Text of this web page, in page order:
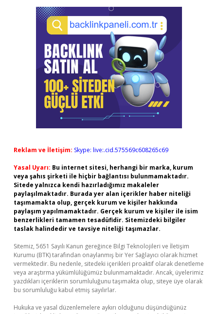
Reklam ve İletişim: Skype: live:.cid.575569c608265c69
Yasal Uyarı: Bu internet sitesi, herhangi bir marka, kurum
veya şahıs şirketi ile hiçbir bağlantısı bulunmamaktadır.
Sitede yalnızca kendi hazırladığımız makaleler
paylaşılmaktadır. Burada yer alan içerikler haber niteliği
taşımamakta olup, gerçek kurum ve kişiler hakkında
paylaşım yapılmamaktadır. Gerçek kurum ve kişiler ile isim
benzerlikleri tamamen tesadüfidir. Sitemizdeki bilgiler
taslak halindedir ve tavsiye niteliği taşımazlar.
Sitemiz, 5651 Sayılı Kanun gereğince Bilgi Teknolojileri ve İletişim
Kurumu (BTK) tarafından onaylanmış bir Yer Sağlayıcı olarak hizmet
vermektedir. Bu nedenle, sitedeki içerikleri proaktif olarak denetleme
veya araştırma yükümlülüğümüz bulunmamaktadır. Ancak, üyelerimiz
yazdıkları içeriklerin sorumluluğunu taşımakta olup, siteye üye olarak
bu sorumluluğu kabul etmiş sayılırlar.
Hukuka ve yasal düzenlemelere aykırı olduğunu düşündüğünüz